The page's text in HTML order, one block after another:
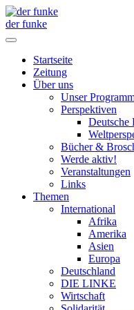
der funke
Startseite
Zeitung
Über uns
Unser
Perspektiven
Deutsche
Bücher &
Werde aktiv!
Veranstaltungen
Links
Themen
International
Afrika
Amerika
Asien
Europa
Deutschland
DIE LINKE
Wirtschaft